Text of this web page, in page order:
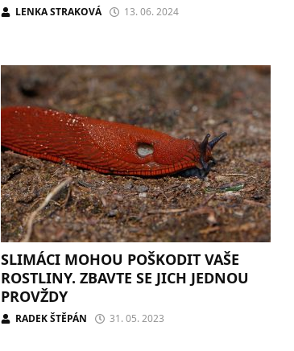
LENKA STRAKOVÁ 13. 06. 2024
SLIMÁCI MOHOU POŠKODIT VAŠE
ROSTLINY. ZBAVTE SE JICH JEDNOU
PROVŽDY
RADEK ŠTĚPÁN 31. 05. 2023